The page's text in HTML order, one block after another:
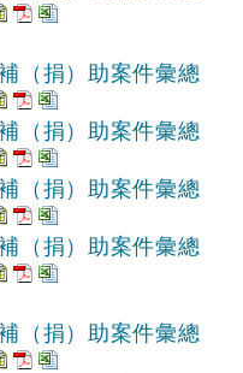
（捐）助案件彙總
（捐）助案件彙總
（捐）助案件彙總
（捐）助案件彙總
（捐）助案件彙總